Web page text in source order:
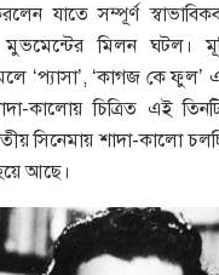
যাতে সম্পূর্ণ
মিলন ঘটল।
‘প্যাসা’, ‘কাগজ কে ফুল’
কালােয় চিত্রিত এই
সিনেমায় শাদা-কালাে
আছে।